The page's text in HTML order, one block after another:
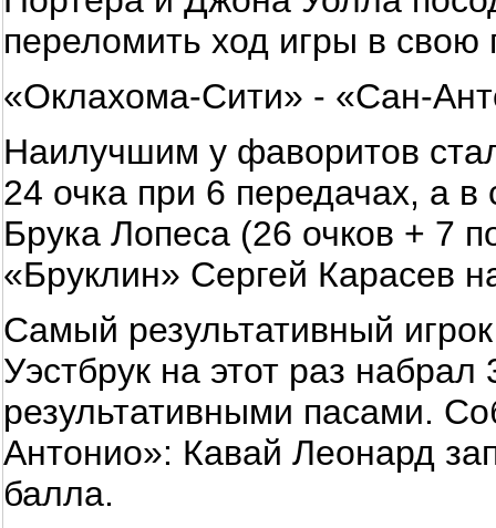
переломить ход игры в свою
«Оклахома-Сити» - «Сан-
Наилучшим у фаворитов
24 очка при 6 передачах, а
Брука Лопеса (26 очков + 7
«Бруклин» Сергей Карасев
Самый результативный
Уэстбрук на этот раз
результативными пасами.
Антонио»: Кавай Леонард
балла.